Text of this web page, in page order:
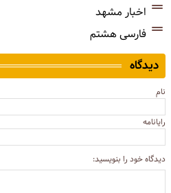
اخبار مشهد
فارسی هشتم
دیدگاه
نام
رایانامه
دیدگاه خود را بنویسید: